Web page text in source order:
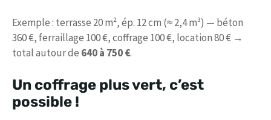
Exemple : terrasse 20 m², ép. 12 cm (≈ 2,4 m³) — béton
360 €, ferraillage 100 €, coffrage 100 €, location 80 € →
total autour de 640 à 750 €.
Un coffrage plus vert, c’est
possible !